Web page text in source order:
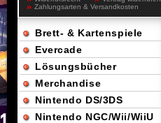
Zahlungsarten & Versandkosten
Brett- & Kartenspiele
Evercade
Lösungsbücher
Merchandise
Nintendo DS/3DS
Nintendo NGC/Wii/WiiU